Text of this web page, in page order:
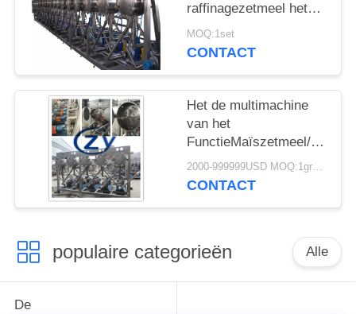
raffinagezetmeel het
Ontvetten
MOQ:1set
CONTACT
Het de multimachine
van het
FunctieMaïszetmeel/
staal van de
Zetmeelhydrocycloon
2000-999999USD MOQ:1group
CONTACT
populaire categorieën Alle
De